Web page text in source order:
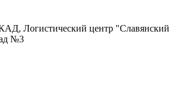
Логистический центр "Славянский
№3